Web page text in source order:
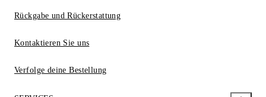
Rückgabe und Rückerstattung
Kontaktieren Sie uns
Verfolge deine Bestellung